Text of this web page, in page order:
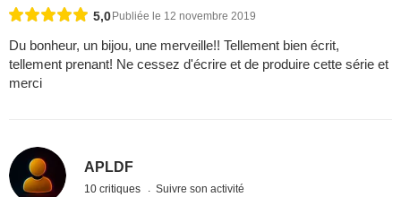
5,0Publiée le 12 novembre 2019
Du bonheur, un bijou, une merveille!! Tellement bien écrit,
tellement prenant! Ne cessez d'écrire et de produire cette série et
merci
APLDF
10 critiques Suivre son activité